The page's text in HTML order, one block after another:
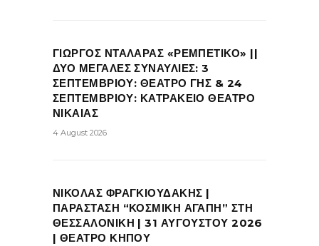
ΓΙΩΡΓΟΣ ΝΤΑΛΑΡΑΣ «ΡΕΜΠΕΤΙΚΟ» ||
ΔΥΟ ΜΕΓΑΛΕΣ ΣΥΝΑΥΛΙΕΣ: 3
ΣΕΠΤΕΜΒΡΙΟΥ: ΘΕΑΤΡΟ ΓΗΣ & 24
ΣΕΠΤΕΜΒΡΙΟΥ: ΚΑΤΡΑΚΕΙΟ ΘΕΑΤΡΟ
ΝΙΚΑΙΑΣ
4 August 2026
ΝΙΚΟΛΑΣ ΦΡΑΓΚΙΟΥΔΑΚΗΣ |
ΠΑΡΑΣΤΑΣΗ “ΚΟΣΜΙΚΗ ΑΓΑΠΗ” ΣΤΗ
ΘΕΣΣΑΛΟΝΙΚΗ | 31 ΑΥΓΟΥΣΤΟΥ 2026
| ΘΕΑΤΡΟ ΚΗΠΟΥ